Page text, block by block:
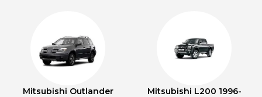
Mitsubishi Outlander
Mitsubishi L200 1996-